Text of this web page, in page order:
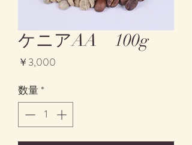
ケニアAA 100g
￥3,000
数量*